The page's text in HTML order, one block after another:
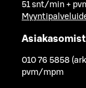
51 snt/min +
010 76 5858
pvm/mpm